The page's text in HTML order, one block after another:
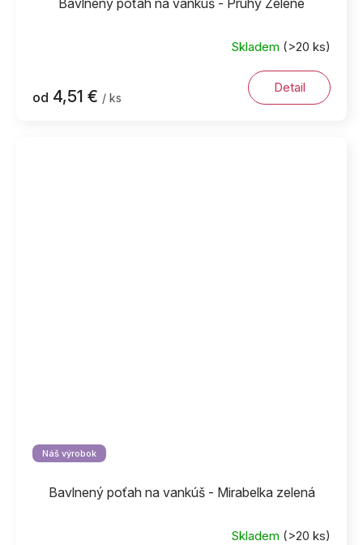
Skladem (>20 ks)
od 4,51 € / ks
Detail
Náš výrobok
Bavlnený poťah na vankúš - Mirabelka zelená
Skladem (>20 ks)